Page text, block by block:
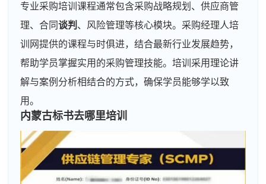
专业采购培训课程通常包含采购战略规划、供应商管
理、合同谈判 、风险管理等核心模块。采购经理人培
训网提供的课程与时俱进，结合最新行业发展趋势，
帮助学员掌握实用的采购管理技能。培训采用理论讲
解与案例分析相结合的方式，确保学员能够学以致
用。
内蒙古标书去哪里培训